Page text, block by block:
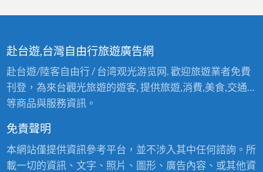
赴台遊,台灣自由行旅遊廣告網
赴台遊/陸客自由行 / 台湾观光游览网. 歡迎旅遊業者免費
刊登，為來台觀光旅遊的遊客, 提供旅遊,消費,美食,交通…
等商品與服務資訊。
免責聲明
本網站僅提供資訊參考平台，並不涉入其中任何諮詢。所
載一切的資訊、文字、照片、圖形、廣告內容、或其他資